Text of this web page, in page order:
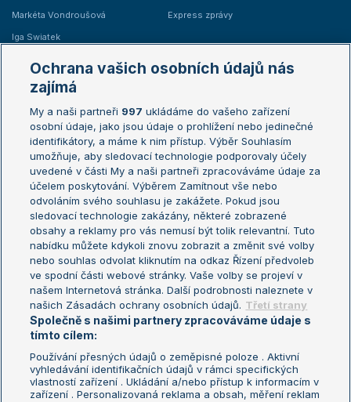
Markéta Vondroušová
Iga Swiatek
Express zprávy
Žebříčky
Žebříček ATP (muži)
Žebříček WTA (ženy)
Sázkařský žebříček
Australian Open
French Open
Wimbledon
US Open
Turnaj mistrů
Turnaj mistryň
Aktualní trendy
Fotbalové přestupy
Livesport Daily
LS Prague Open
Podmínky užití
Nastavení soukromí
GDPR a žurnalistika
Reklama
Ochrana vašich osobních údajů nás
zajímá
My a naši partneři 997 ukládáme do vašeho zařízení
osobní údaje, jako jsou údaje o prohlížení nebo jedinečné
identifikátory, a máme k nim přístup. Výběr Souhlasím
umožňuje, aby sledovací technologie podporovaly účely
uvedené v části My a naši partneři zpracováváme údaje za
účelem poskytování. Výběrem Zamítnout vše nebo
odvoláním svého souhlasu je zakážete. Pokud jsou
sledovací technologie zakázány, některé zobrazené
obsahy a reklamy pro vás nemusí být tolik relevantní. Tuto
nabídku můžete kdykoli znovu zobrazit a změnit své volby
nebo souhlas odvolat kliknutím na odkaz Řízení předvoleb
ve spodní části webové stránky. Vaše volby se projeví v
našem Internetová stránka. Další podrobnosti naleznete v
našich Zásadách ochrany osobních údajů. Třetí strany
Společně s našimi partnery zpracováváme údaje s
tímto cílem:
Používání přesných údajů o zeměpisné poloze . Aktivní
vyhledávání identifikačních údajů v rámci specifických
vlastností zařízení . Ukládání a/nebo přístup k informacím v
zařízení . Personalizovaná reklama a obsah, měření reklam